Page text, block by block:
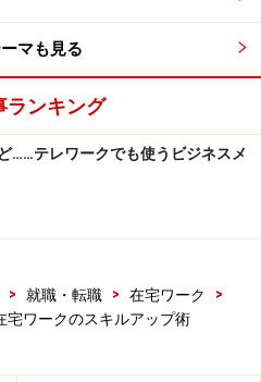
マも見る
ランキング
……テレワークでも使うビジネスメ
> 就職・転職 > 在宅ワーク
>
宅ワークのスキルアップ術